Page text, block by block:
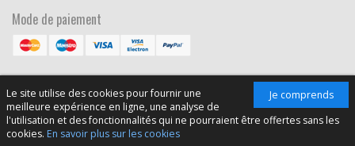
Je comprends
Le site utilise des cookies pour fournir une
meilleure expérience en ligne, une analyse de
l'utilisation et des fonctionnalités qui ne pourraient être offertes sans les
cookies. En savoir plus sur les cookies
Mode de paiement